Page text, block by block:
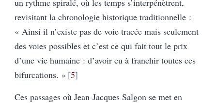
un rythme spiralé, où les temps s’interpénètrent,
revisitant la chronologie historique traditionnelle :
« Ainsi il n’existe pas de voie tracée mais seulement
des voies possibles et c’est ce qui fait tout le prix
d’une vie humaine : d’avoir eu à franchir toutes ces
bifurcations. » 5
Ces passages où Jean-Jacques Salgon se met en